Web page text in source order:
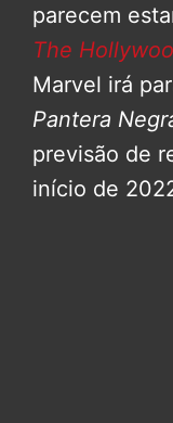
parecem
The
Marvel irá
Pantera
previsão de
início de